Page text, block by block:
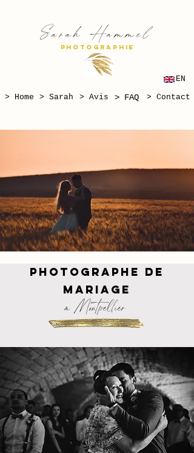
EN
> Home
> Sarah > Avis > FAQ > Contact
Sarah Hammel
PHOTOGRAPHIE
Photographe de
mariage
à Montpellier